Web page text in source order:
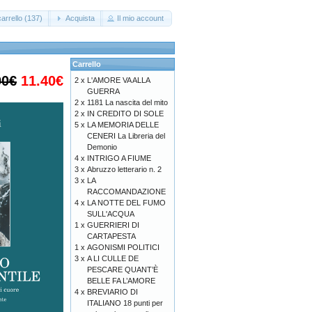
(137) Acquista Il mio account
11.40€
Carrello
2 x L'AMORE VA ALLA
GUERRA
2 x 1181 La nascita del mito
2 x IN CREDITO DI SOLE
5 x LA MEMORIA DELLE
CENERI La Libreria del
Demonio
4 x INTRIGO A FIUME
3 x Abruzzo letterario n. 2
3 x LA
RACCOMANDAZIONE
4 x LA NOTTE DEL FUMO
SULL'ACQUA
1 x GUERRIERI DI
CARTAPESTA
1 x AGONISMI POLITICI
3 x A LI CULLE DE
PESCARE QUANT’È
BELLE FA L’AMORE
4 x BREVIARIO DI
ITALIANO 18 punti per